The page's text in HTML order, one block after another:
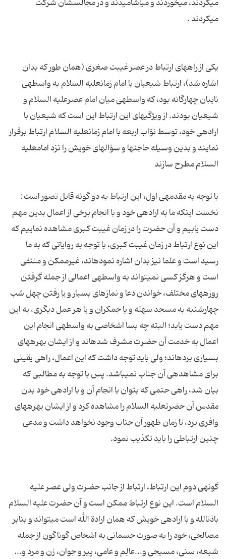
مى‏كردند، مى‏خوردند و مى‏آشامیدند و در مجالسشان شركت
یكى از راه‏هاى ارتباط در عصر غیبت صغرى (همان طور كه بدان
اشاره شد)، ارتباط شیعیان با امام زمان‏علیه السلام به واسطه‏ى
نایبان چهارگانه بود، كه واسطه‏ى میان امام عصرعلیه السلام و
شیعیان بودند. از ویژگى‏هاى این ارتباط این است كه شیعیان با
اراده‏ى خود، توسط نوّاب اربعه با امام زمان‏علیه السلام ارتباط برقرار
نمایند و بدین وسیله حاجت‏ها و سۆال‏هاى خویش را نزد امام‏علیه
با توجه به مقدمه‏ى اول، این ارتباط به دو گونه قابل تصور است :
نخست اینكه ما به اراده‏ى خود و با انجام برخى از اعمال بدین مهم
دست یابیم و آن حضرت را در زمان غیبت كبرى مشاهده نماییم كه
این نوع ارتباط در زمان غیبت كبرى، با توجه به روایاتى كه به ما
رسید است و علما نیز بدان اشاره نموده‏اند، غیرممكن و منتفى
است و هرگز كسى نمى‏تواند به واسطه‏ى اعمالى از جمله گرفتن
روزه‏هاى مختلف، خواندن دعا و نمازهاى بسیار و یا رفتن چهل شب
چهارشنبه به مسجد سهله و یا جمكران و یا هر عمل دیگرى، به این
مهم دست یابد؛ البته چه بسا اشخاصى به واسطه‏ى انجام این
اعمال به خدمت آن حضرت مشرف شده‏اند و از ایشان بهره‏هاى
بسیارى برده‏اند؛ ولى باید توجه داشت كه این اعمال، راهى یقینى
براى مشاهده‏ى آن جناب نمى‏باشد. پس با توجه به مطالبى كه
بیان شد، راهى حتمى كه بتوان با انجام آن و با اراده‏ى خود بدن
مقدس آن حضرت‏علیه السلام را مشاهده كرد و از ایشان بهره‏هاى
وافرى برد، تا زمان ظهور آن جناب وجود نخواهد داشت و مدعى
گونه‏ى دوم این ارتباط، ارتباط از جانب حضرت ولى عصر علیه
السلام است. این نوع ارتباط ممكن است و آن حضرت علیه السلام
باذن‏الله و با اراده‏ى خویش كه همان ارادة الله است مى‏تواند و بنابر
مصالحى، خود را به صورت جسمانى به اشخاص گوناگون از جمله
شیعه، سنى، مسیحى و...عالِم و عامى، پیر و جوان، زن و مرد و...